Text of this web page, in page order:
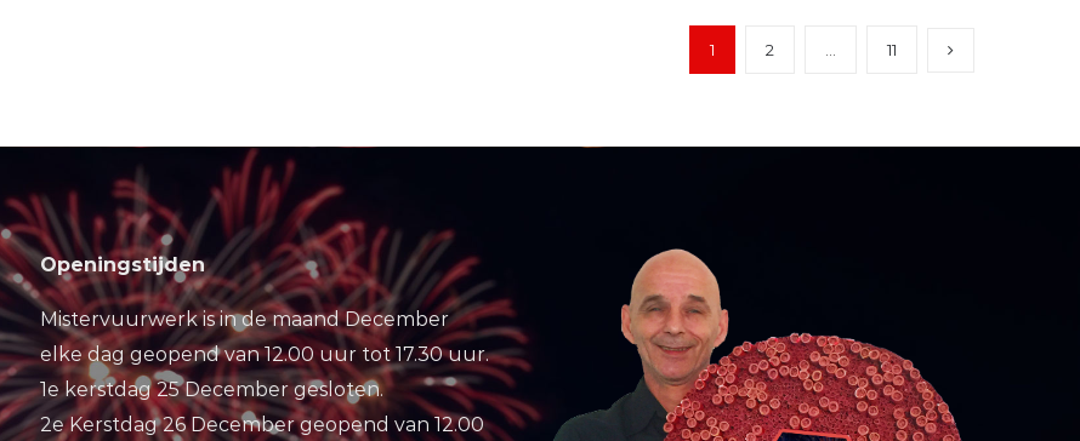
1 2 … 11
Openingstijden
Mistervuurwerk is in de maand December
elke dag geopend van 12.00 uur tot 17.30 uur.
1e kerstdag 25 December gesloten.
2e Kerstdag 26 December geopend van 12.00